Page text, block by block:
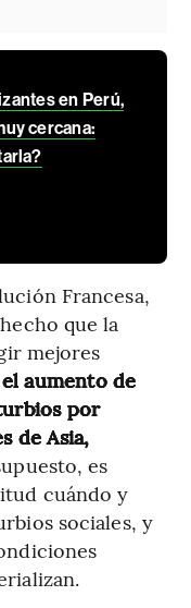
en Perú,
cercana:
Francesa,
que la
mejores
aumento de
por
de Asia,
es
cuándo y
sociales, y